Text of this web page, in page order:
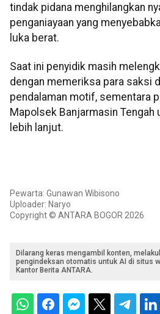
tindak pidana menghilangkan
penganiayaan yang
luka berat.
Saat ini penyidik masih
dengan memeriksa para saksi
pendalaman motif, sementara
Mapolsek Banjarmasin
lebih lanjut.
Pewarta: Gunawan Wibisono
Uploader: Naryo
Copyright © ANTARA BOGOR 2026
Dilarang keras mengambil konten,
pengindeksan otomatis untuk AI di situs
Kantor Berita ANTARA.